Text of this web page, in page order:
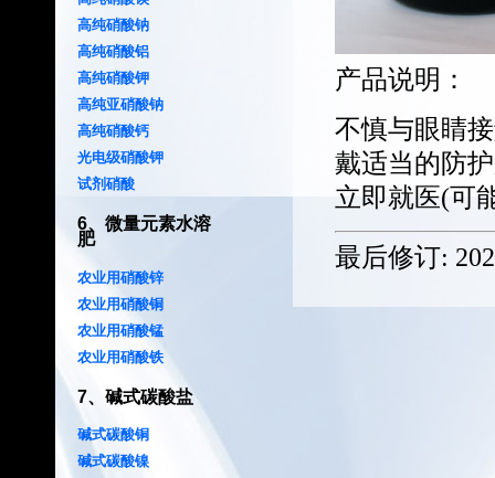
高纯硝酸钠
高纯硝酸铝
高纯硝酸钾
高纯亚硝酸钠
高纯硝酸钙
光电级硝酸钾
试剂硝酸
6、 微量元素水溶
肥
农业用硝酸锌
农业用硝酸铜
农业用硝酸锰
农业用硝酸铁
7、 碱式碳酸盐
碱式碳酸铜
碱式碳酸镍
产品说明：
不慎与眼睛
戴适当的防
立即就医(可
最后修订: